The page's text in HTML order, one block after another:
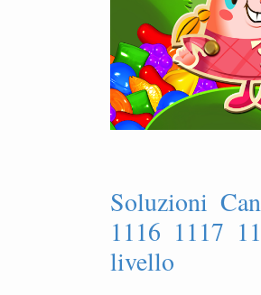
Soluzioni
1116 1117
livello